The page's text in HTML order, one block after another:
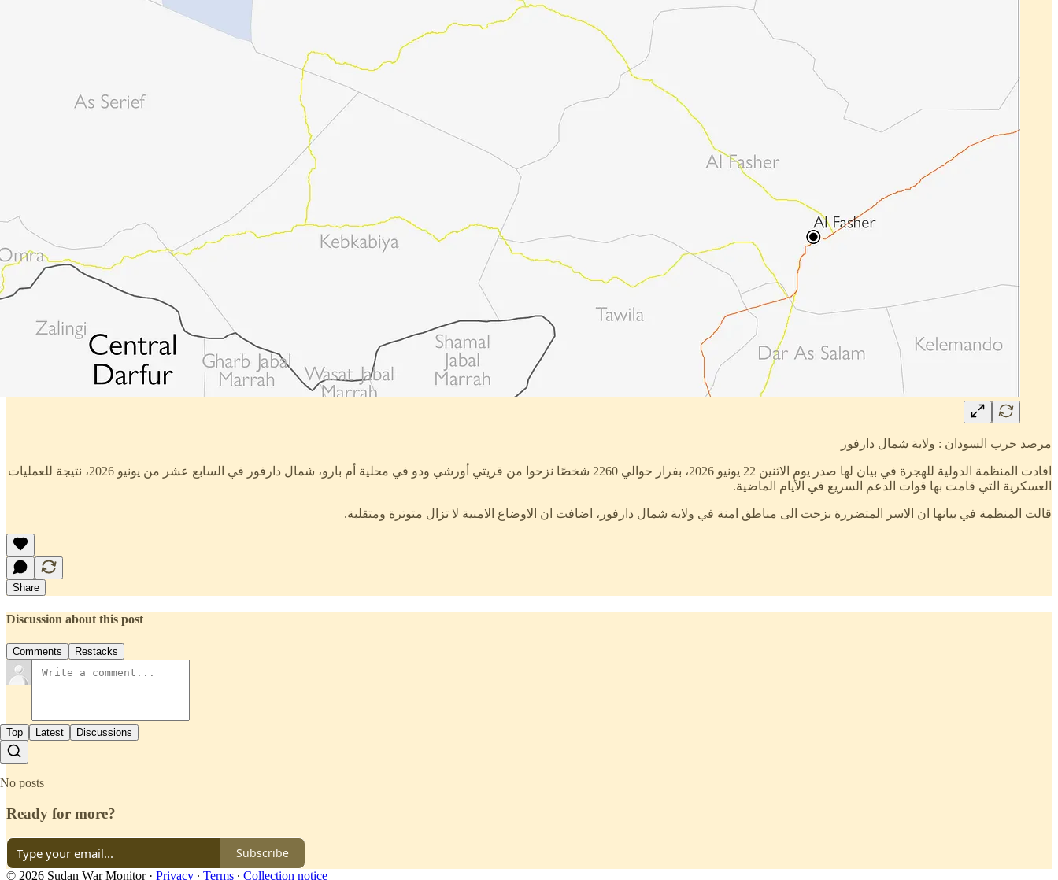
مرصد حرب السودان : ولاية شمال دارفور
افادت المنظمة الدولية للهجرة في بيان لها صدر يوم الاثنين 22 يونيو 2026، بفرار حوالي 2260 شخصًا نزحوا من قريتي أورشي ودو في محلية أم بارو، شمال دارفور في السابع عشر من يونيو 2026، نتيجة للعمليات
العسكرية التي قامت بها قوات الدعم السريع في الأيام الماضية.
قالت المنظمة في بيانها ان الاسر المتضررة نزحت الى مناطق امنة في ولاية شمال دارفور، اضافت ان الاوضاع الامنية لا تزال متوترة ومتقلبة.
Share
Discussion about this post
Comments Restacks
Top Latest Discussions
No posts
Ready for more?
Subscribe
© 2026 Sudan War Monitor· Privacy ∙ Terms ∙ Collection notice